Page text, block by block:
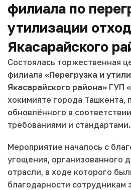
филиала по
утилизации
Якасарайского
Состоялась торжественная
филиала «Перегрузка и
Якасарайского района» ГУП
хокимияте города Ташкента,
обновлённого в
требованиями и стандартами.
Мероприятие началось с
угощения, организованного
отрасли, в ходе которого
благодарности сотрудникам